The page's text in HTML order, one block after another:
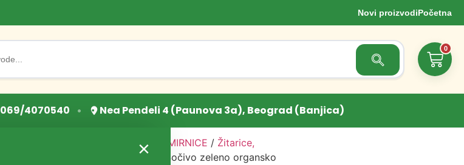
Novi proizvodiPočetna
Search Button
0
069/4070540 • Nea Pendeli 4 (Paunova 3a), Beograd (Banjica)
×
OSNOVNE NAMIRNICE / Žitarice,
mahunarke i semenke
/ Sočivo zeleno organsko